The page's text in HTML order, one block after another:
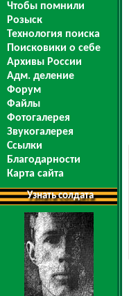
Чтобы помнили
Розыск
Технология поиска
Поисковики о себе
Архивы России
Адм. деление
Форум
Файлы
Фотогалерея
Звукогалерея
Ссылки
Благодарности
Карта сайта
Узнать солдата